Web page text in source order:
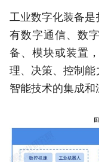
工业数字化装备
有数字通信、数
备、模块或装置
理、决策、控制
智能技术的集成和